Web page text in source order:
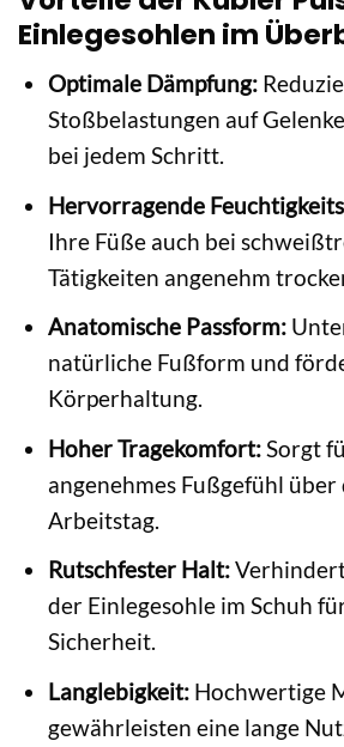
Einlegesohlen im
Optimale Dämpfung:
Stoßbelastungen auf
bei jedem Schritt.
Hervorragende
Ihre Füße auch bei
Tätigkeiten angenehm
Anatomische Passform:
natürliche Fußform und
Körperhaltung.
Hoher Tragekomfort:Sorgt
angenehmes Fußgefühl über
Arbeitstag.
Rutschfester Halt:
der Einlegesohle im Schuh
Sicherheit.
Langlebigkeit:Hochwertige
gewährleisten eine lange